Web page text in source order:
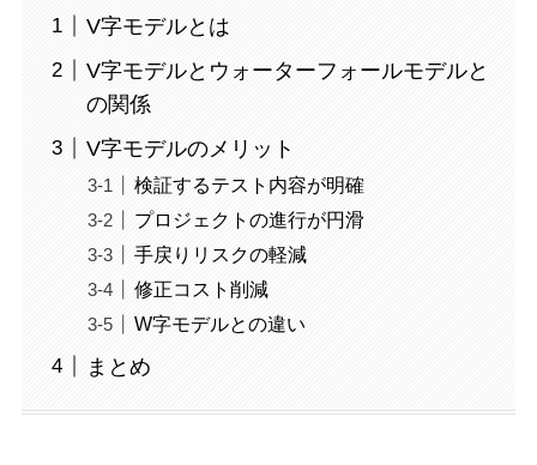
V字モデルとは
V字モデルとウォーターフォールモデルと
の関係
V字モデルのメリット
検証するテスト内容が明確
プロジェクトの進行が円滑
手戻りリスクの軽減
修正コスト削減
W字モデルとの違い
まとめ